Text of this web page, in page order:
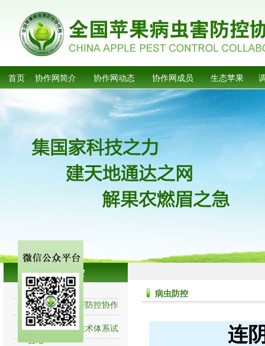
首页 协作网简介 协作网动态 协作网成员 生态苹果
病虫防控
全国苹果病虫害防控协作
网
国家苹果产业技术体系试
病虫防控
连